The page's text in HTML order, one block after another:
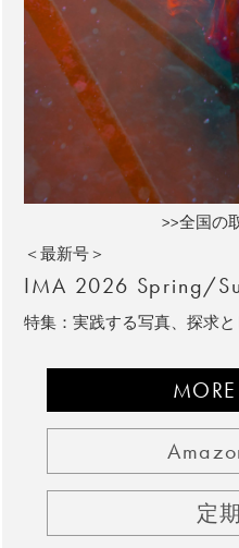
>>全国の
＜最新号＞
IMA 2026 Spring/
特集：実践する写真、探求
定